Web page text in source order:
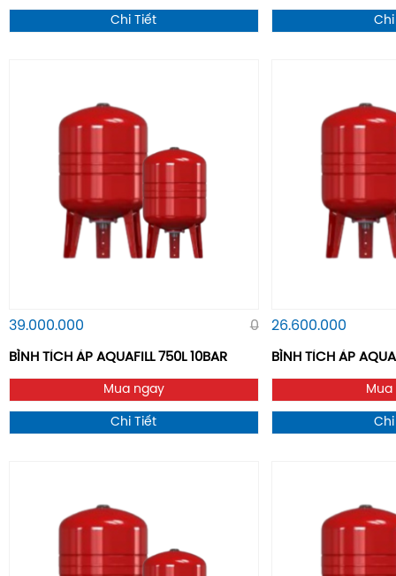
Chi Tiết
39.000.000 0
BÌNH TÍCH ÁP AQUAFILL 750L 10BAR
Mua ngay
Chi Tiết
26.600.000
BÌNH TÍCH ÁP